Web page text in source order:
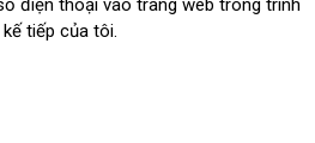
điện thoại vào trang web trong trình
tiếp của tôi.